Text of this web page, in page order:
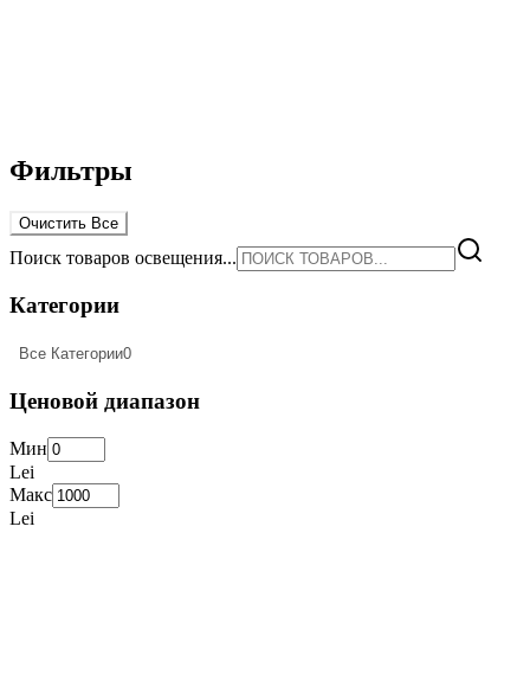
Фильтры
Очистить Все
Поиск товаров освещения...
Категории
Все Категории0
Ценовой диапазон
Мин
Lei
Макс
Lei